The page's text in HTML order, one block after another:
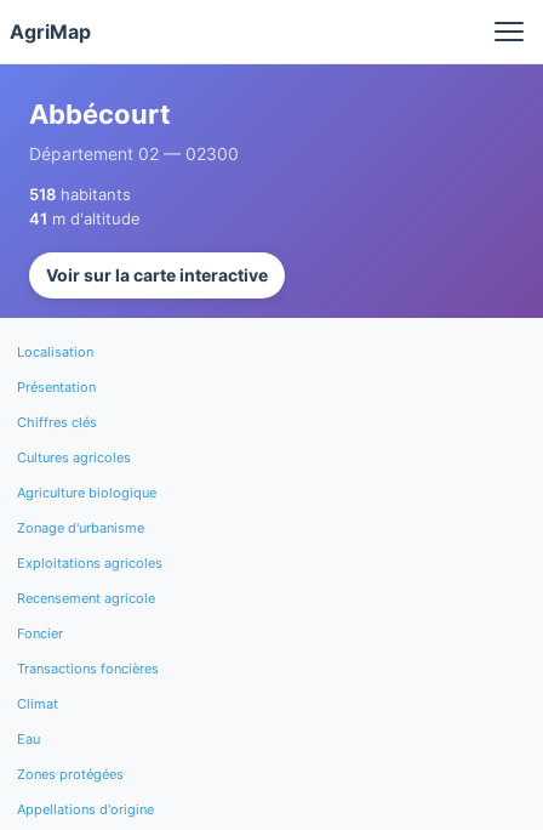
AgriMap
Abbécourt
Département 02 — 02300
518 habitants
41 m d'altitude
Voir sur la carte interactive
Localisation
Présentation
Chiffres clés
Cultures agricoles
Agriculture biologique
Zonage d'urbanisme
Exploitations agricoles
Recensement agricole
Foncier
Transactions foncières
Climat
Eau
Zones protégées
Appellations d'origine